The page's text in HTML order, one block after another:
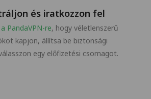
és iratkozzon fel
PandaVPN-re, hogy véletlenszerű
kapjon, állítsa be biztonsági
egy előfizetési csomagot.